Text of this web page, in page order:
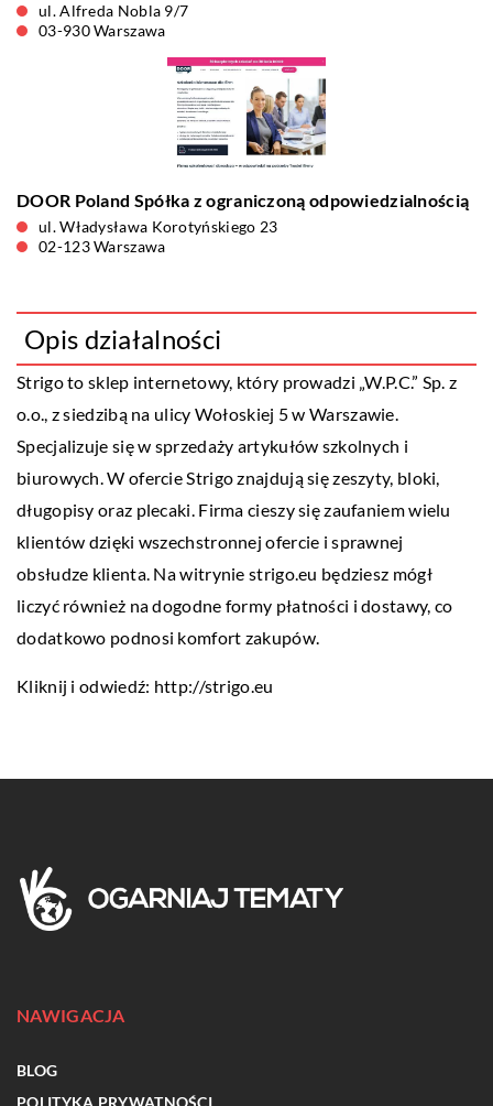
ul. Alfreda Nobla 9/7
03-930 Warszawa
DOOR Poland Spółka z ograniczoną odpowiedzialnością
ul. Władysława Korotyńskiego 23
02-123 Warszawa
Opis działalności
Strigo to sklep internetowy, który prowadzi „W.P.C.” Sp. z
o.o., z siedzibą na ulicy Wołoskiej 5 w Warszawie.
Specjalizuje się w sprzedaży artykułów szkolnych i
biurowych. W ofercie Strigo znajdują się zeszyty, bloki,
długopisy oraz plecaki. Firma cieszy się zaufaniem wielu
klientów dzięki wszechstronnej ofercie i sprawnej
obsłudze klienta. Na witrynie strigo.eu będziesz mógł
liczyć również na dogodne formy płatności i dostawy, co
dodatkowo podnosi komfort zakupów.
Kliknij i odwiedź: http://strigo.eu
NAWIGACJA
BLOG